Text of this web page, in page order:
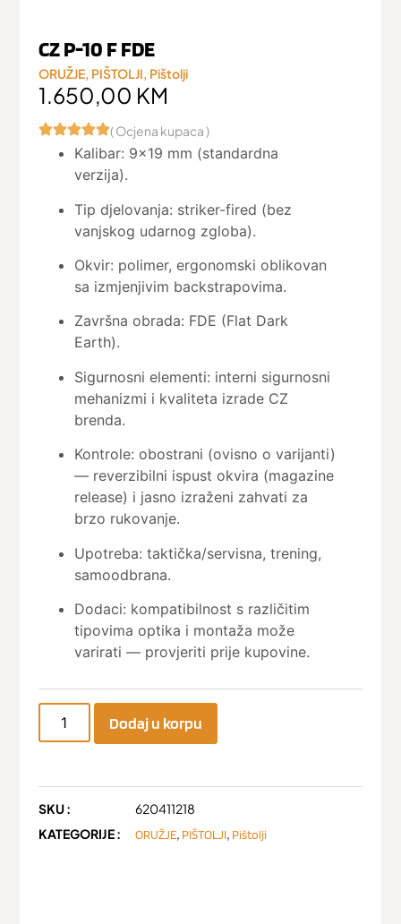
CZ P-10 F FDE
ORUŽJE, PIŠTOLJI, Pištolji
1.650,00 KM
( Ocjena kupaca )
Kalibar: 9×19 mm (standardna
verzija).
Tip djelovanja: striker-fired (bez
vanjskog udarnog zgloba).
Okvir: polimer, ergonomski oblikovan
sa izmjenjivim backstrapovima.
Završna obrada: FDE (Flat Dark
Earth).
Sigurnosni elementi: interni sigurnosni
mehanizmi i kvaliteta izrade CZ
brenda.
Kontrole: obostrani (ovisno o varijanti)
— reverzibilni ispust okvira (magazine
release) i jasno izraženi zahvati za
brzo rukovanje.
Upotreba: taktička/servisna, trening,
samoodbrana.
Dodaci: kompatibilnost s različitim
tipovima optika i montaža može
varirati — provjeriti prije kupovine.
Dodaj u korpu
SKU :
620411218
KATEGORIJE :
ORUŽJE, PIŠTOLJI, Pištolji